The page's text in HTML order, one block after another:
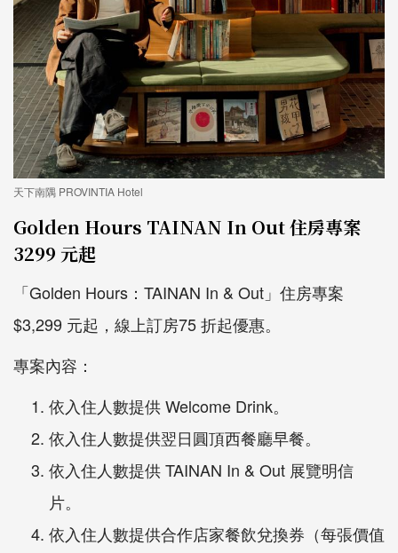
天下南隅 PROVINTIA Hotel
Golden Hours TAINAN In Out 住房專案
3299 元起
「Golden Hours：TAINAN In & Out」住房專案
$3,299 元起，線上訂房75 折起優惠。
專案內容：
依入住人數提供 Welcome Drink。
依入住人數提供翌日圓頂西餐廳早餐。
依入住人數提供 TAINAN In & Out 展覽明信
片。
依入住人數提供合作店家餐飲兌換券（每張價值